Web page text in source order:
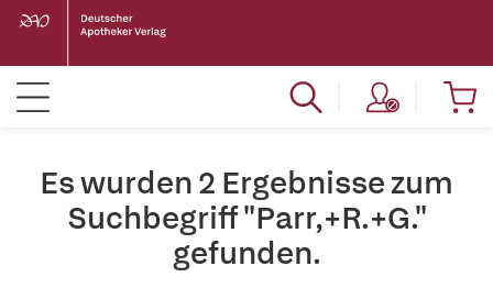
Es wurden 2 Ergebnisse zum
Suchbegriff "Parr,+R.+G."
gefunden.